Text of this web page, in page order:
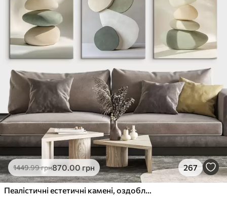
1449.99грн870.00 грн 267
Пеалістичні естетичні камені, оздоблення будинку, природне освітлення